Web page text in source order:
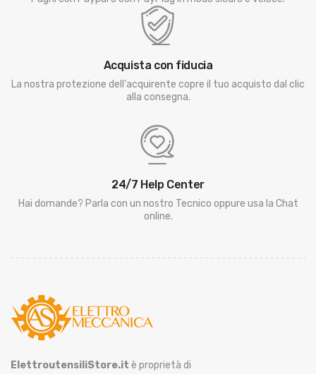
Acquista con fiducia
La nostra protezione dell'acquirente copre il tuo acquisto dal clic
alla consegna.
24/7 Help Center
Hai domande? Parla con un nostro Tecnico oppure usa la Chat
online.
ElettroutensiliStore.it è proprietà di